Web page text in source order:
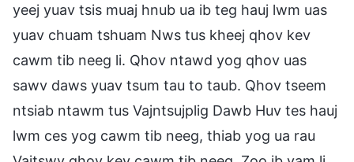
yeej yuav tsis muaj hnub ua ib teg hauj lwm uas
yuav chuam tshuam Nws tus kheej qhov kev
cawm tib neeg li. Qhov ntawd yog qhov uas
sawv daws yuav tsum tau to taub. Qhov tseem
ntsiab ntawm tus Vajntsujplig Dawb Huv tes hauj
lwm ces yog cawm tib neeg, thiab yog ua rau